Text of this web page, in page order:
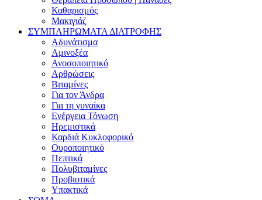
Καθαρισμός
Μακιγιάζ
ΣΥΜΠΛΗΡΩΜΑΤΑ ΔΙΑΤΡΟΦΗΣ
Αδυνάτισμα
Αμινοξέα
Ανοσοποιητικό
Αρθρώσεις
Βιταμίνες
Για τον Άνδρα
Για τη γυναίκα
Ενέργεια Τόνωση
Ηρεμιστικά
Καρδιά Κυκλοφορικό
Ουροποιητικό
Πεπτικά
Πολυβιταμίνες
Προβιοτικά
Υπακτικά